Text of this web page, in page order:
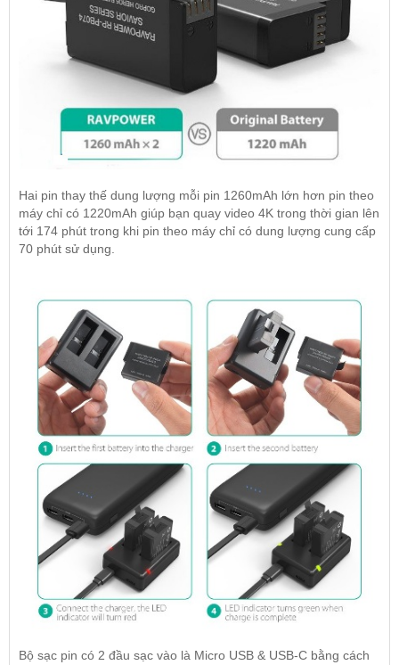
Hai pin thay thế dung lượng mỗi pin 1260mAh lớn hơn pin theo
máy chỉ có 1220mAh giúp bạn quay video 4K trong thời gian lên
tới 174 phút trong khi pin theo máy chỉ có dung lượng cung cấp
70 phút sử dụng.
Bộ sạc pin có 2 đầu sạc vào là Micro USB & USB-C bằng cách